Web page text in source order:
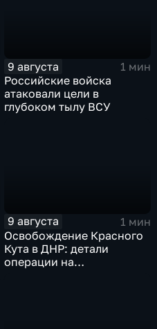
9 августа
1 мин
Российские войска
атаковали цели в
глубоком тылу ВСУ
9 августа
1 мин
Освобождение Красного
Кута в ДНР: детали
операции на